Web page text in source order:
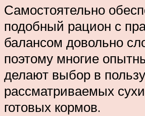
Самостоятельно
подобный рацион с
балансом довольно
поэтому многие
делают выбор в пользу
рассматриваемых
готовых кормов.